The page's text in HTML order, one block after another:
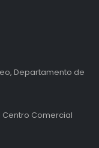
Departamento de
Centro Comercial